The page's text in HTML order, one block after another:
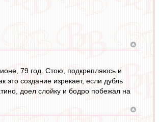
79 год. Стою, подкрепляюсь и
это создание изрекает, если дубль
доел слойку и бодро побежал на